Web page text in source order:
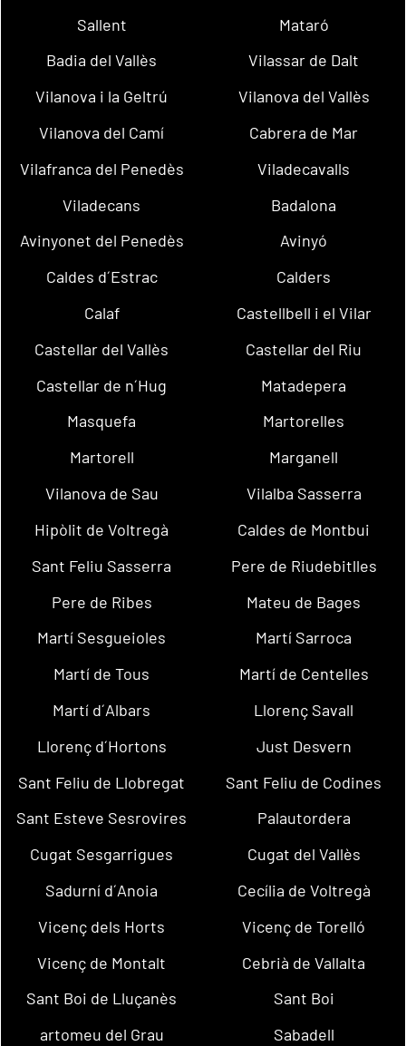
Sallent
Mataró
Badia del Vallès
Vilassar de Dalt
Vilanova i la Geltrú
Vilanova del Vallès
Vilanova del Camí
Cabrera de Mar
Vilafranca del Penedès
Viladecavalls
Viladecans
Badalona
Avinyonet del Penedès
Avinyó
Caldes d´Estrac
Calders
Calaf
Castellbell i el Vilar
Castellar del Vallès
Castellar del Riu
Castellar de n´Hug
Matadepera
Masquefa
Martorelles
Martorell
Marganell
Vilanova de Sau
Vilalba Sasserra
Hipòlit de Voltregà
Caldes de Montbui
Sant Feliu Sasserra
Pere de Riudebitlles
Pere de Ribes
Mateu de Bages
Martí Sesgueioles
Martí Sarroca
Martí de Tous
Martí de Centelles
Martí d´Albars
Llorenç Savall
Llorenç d´Hortons
Just Desvern
Sant Feliu de Llobregat
Sant Feliu de Codines
Sant Esteve Sesrovires
Palautordera
Cugat Sesgarrigues
Cugat del Vallès
Sadurní d´Anoia
Cecília de Voltregà
Vicenç dels Horts
Vicenç de Torelló
Vicenç de Montalt
Cebrià de Vallalta
Sant Boi de Lluçanès
Sant Boi
artomeu del Grau
Sabadell